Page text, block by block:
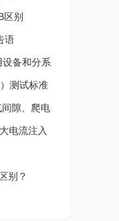
区别
语
备和分系
测试标准
隙、爬电
电流注入
别？